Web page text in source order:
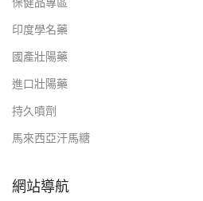
印度學名藥
國產壯陽藥
進口壯陽藥
持久噴劑
馬來西亞汗馬糖
網站導航